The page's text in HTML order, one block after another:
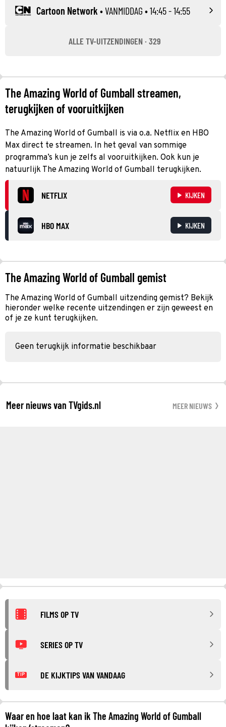
Cartoon Network •VANMIDDAG • 14:45 - 14:55
ALLE TV-UITZENDINGEN · 329
The Amazing World of Gumball streamen,
terugkijken of vooruitkijken
The Amazing World of Gumball is via o.a. Netflix en HBO
Max direct te streamen. In het geval van sommige
programma’s kun je zelfs al vooruitkijken. Ook kun je
natuurlijk The Amazing World of Gumball terugkijken.
NETFLIX KIJKEN
HBO MAX KIJKEN
The Amazing World of Gumball gemist
The Amazing World of Gumball uitzending gemist? Bekijk
hieronder welke recente uitzendingen er zijn geweest en
of je ze kunt terugkijken.
Geen terugkijk informatie beschikbaar
Meer nieuws van TVgids.nl MEER NIEUWS
FILMS OP TV
SERIES OP TV
TIP DE KIJKTIPS VAN VANDAAG
Waar en hoe laat kan ik The Amazing World of Gumball